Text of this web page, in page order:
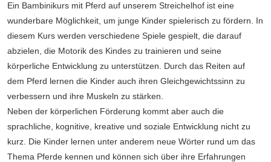
Ein Bambinikurs mit Pferd auf unserem Streichelhof ist eine
wunderbare Möglichkeit, um junge Kinder spielerisch zu fördern. In
diesem Kurs werden verschiedene Spiele gespielt, die darauf
abzielen, die Motorik des Kindes zu trainieren und seine
körperliche Entwicklung zu unterstützen. Durch das Reiten auf
dem Pferd lernen die Kinder auch ihren Gleichgewichtssinn zu
verbessern und ihre Muskeln zu stärken.
Neben der körperlichen Förderung kommt aber auch die
sprachliche, kognitive, kreative und soziale Entwicklung nicht zu
kurz. Die Kinder lernen unter anderem neue Wörter rund um das
Thema Pferde kennen und können sich über ihre Erfahrungen